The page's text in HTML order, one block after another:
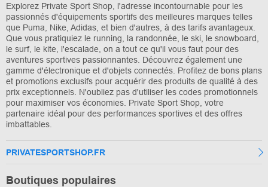
Explorez Private Sport Shop, l'adresse incontournable pour les
passionnés d'équipements sportifs des meilleures marques telles
que Puma, Nike, Adidas, et bien d'autres, à des tarifs avantageux.
Que vous pratiquiez le running, la randonnée, le ski, le snowboard,
le surf, le kite, l'escalade, on a tout ce qu'il vous faut pour des
aventures sportives passionnantes. Découvrez également une
gamme d'électronique et d'objets connectés. Profitez de bons plans
et promotions exclusifs pour acquérir des produits de qualité à des
prix exceptionnels. N'oubliez pas d'utiliser les codes promotionnels
pour maximiser vos économies. Private Sport Shop, votre
partenaire idéal pour des performances sportives et des offres
imbattables.
PRIVATESPORTSHOP.FR
Boutiques populaires